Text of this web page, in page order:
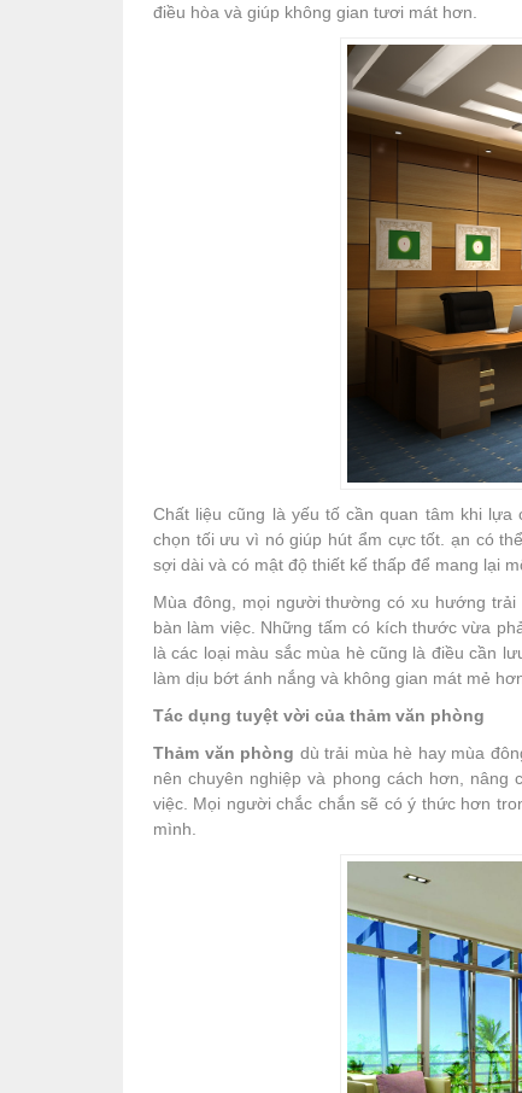
điều hòa và giúp không gian tươi mát hơn.
Chất liệu cũng là yếu tố cần quan tâm khi
chọn tối ưu vì nó giúp hút ẩm cực tốt. ạn có
sợi dài và có mật độ thiết kế thấp để mang lại
Mùa đông, mọi người thường có xu hướng
bàn làm việc. Những tấm có kích thước vừa
là các loại màu sắc mùa hè cũng là điều cần
làm dịu bớt ánh nắng và không gian mát mẻ
Tác dụng tuyệt vời của thảm văn phòng
Thảm văn phòng dù trải mùa hè hay mùa
nên chuyên nghiệp và phong cách hơn,
việc. Mọi người chắc chắn sẽ có ý thức hơn
mình.